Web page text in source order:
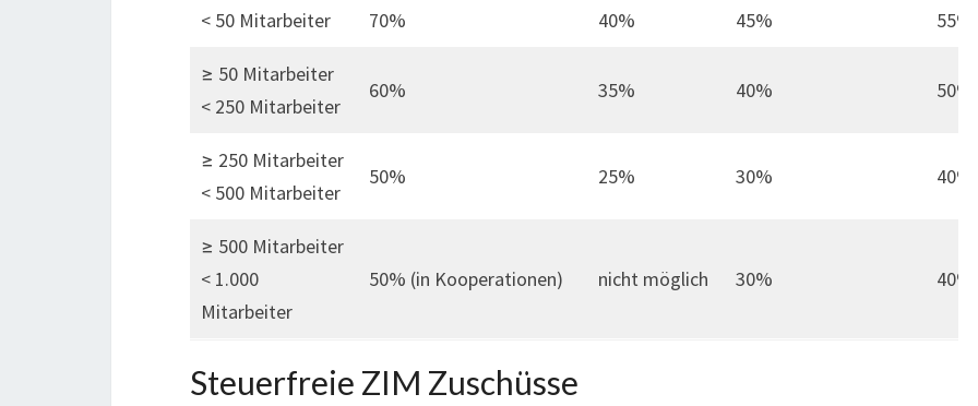
< 50 Mitarbeiter 70% 40% 45% 55%
≥ 50 Mitarbeiter
< 250 Mitarbeiter
60% 35% 40% 50%
≥ 250 Mitarbeiter
< 500 Mitarbeiter
50% 25% 30% 40%
≥ 500 Mitarbeiter
< 1.000
Mitarbeiter
50% (in Kooperationen) nicht möglich 30% 40%
Steuerfreie ZIM Zuschüsse